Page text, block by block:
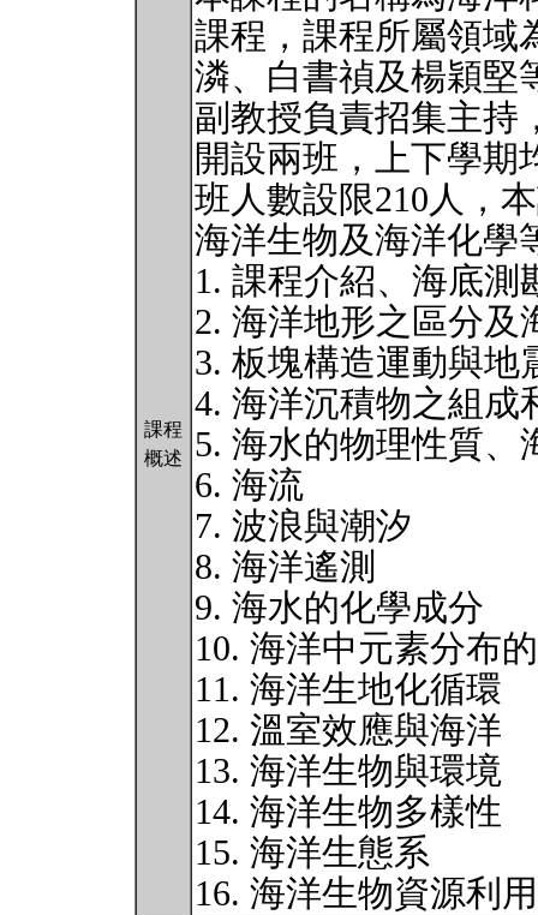
課程
概述
課程，課程所屬領域
潾、白書禎及楊穎堅
副教授負責招集主持
開設兩班，上下學期
班人數設限210人，
海洋生物及海洋化學
1. 課程介紹、海底測
2. 海洋地形之區分及
3. 板塊構造運動與地
4. 海洋沉積物之組成
5. 海水的物理性質、
6. 海流
7. 波浪與潮汐
8. 海洋遙測
9. 海水的化學成分
10. 海洋中元素分布
11. 海洋生地化循環
12. 溫室效應與海洋
13. 海洋生物與環境
14. 海洋生物多樣性
15. 海洋生態系
16. 海洋生物資源利